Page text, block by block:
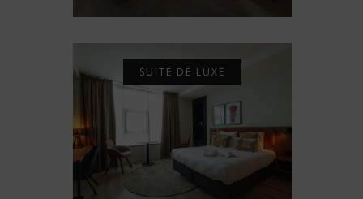
SUITE DE LUXE